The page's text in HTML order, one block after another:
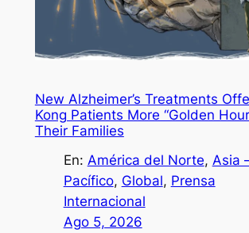
New Alzheimer’s Treatments
Kong Patients More “Golden
Their Families
En: América del Norte, Asia
Pacífico, Global, Prensa
Internacional
Ago 5, 2026